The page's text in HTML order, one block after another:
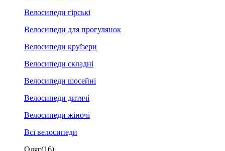
Велосипеди гірські
Велосипеди для прогулянок
Велосипеди круїзери
Велосипеди складні
Велосипеди шосейні
Велосипеди дитячі
Велосипеди жіночі
Всі велосипеди
Одяг(16)